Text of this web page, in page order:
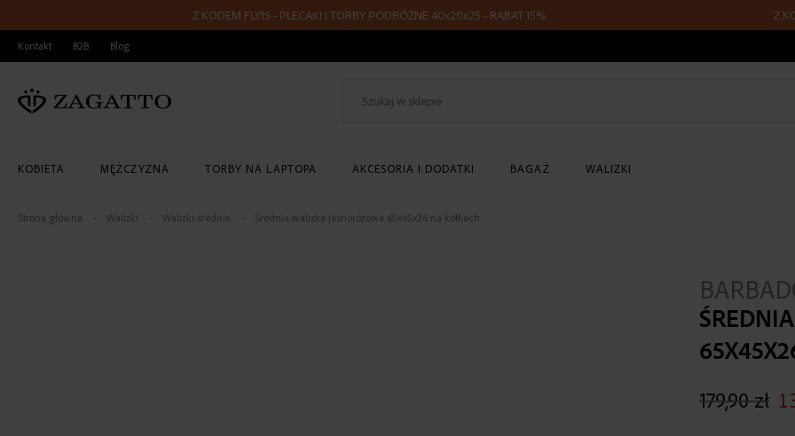
Z KODEM FLY15 - PLECAKI I TORBY PODRÓŻNE 40x20x25 - RABAT 15% Z
PRZEJDŹ
DO
Kontakt B2B Blog
KOBIETA MĘŻCZYZNA TORBY NA LAPTOPA AKCESORIA I DODATKI BAGAŻ WALIZKI
Strona główna Walizki Walizki średnie Średnia walizka jasnoróżowa 65x45x26 na kółkach
179,90 zł